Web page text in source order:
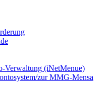
Verwaltung (iNetMenue)
zur MMG-Mensa